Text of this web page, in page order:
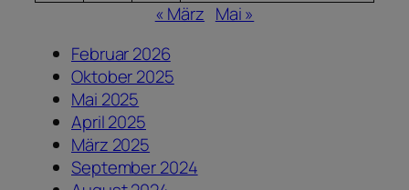
« März Mai »
Februar 2026
Oktober 2025
Mai 2025
April 2025
März 2025
September 2024